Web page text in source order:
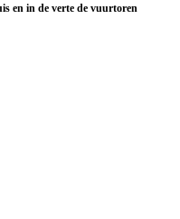
en in de verte de vuurtoren